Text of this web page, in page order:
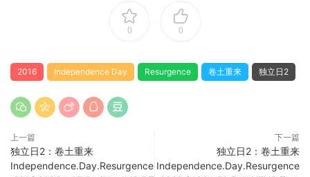
0 0
2016 Independence Day Resurgence 卷土重来 独立日2
上一篇
独立日2：卷土重来
Independence.Day.Resurgence
下一篇
独立日2：卷土重来
Independence.Day.Resurgence